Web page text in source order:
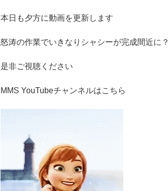
本日も夕方に動画を更新します
怒涛の作業でいきなりシャシーが完成間近に？
是非ご視聴ください
MMS YouTubeチャンネルはこちら